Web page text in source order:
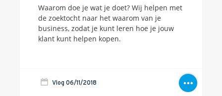
Persoonlijkheidsprofielen
Inspiratie
Waarom doe je wat je doet? Wij helpen met
de zoektocht naar het waarom van je
business, zodat je kunt leren hoe je jouw
klant kunt helpen kopen.
Vlog 06/11/2018